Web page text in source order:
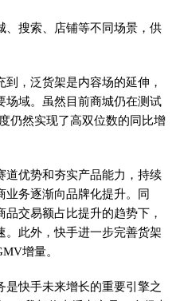
、搜索、店铺等不同场景，供
，泛货架是内容场的延伸，
场域。虽然目前商城仍在测试
仍然实现了高双位数的同比增
道优势和夯实产品能力，持续
业务逐渐向品牌化提升。同
交易额占比提升的趋势下，
。此外，快手进一步完善货架
增量。
快手未来增长的重要引擎之